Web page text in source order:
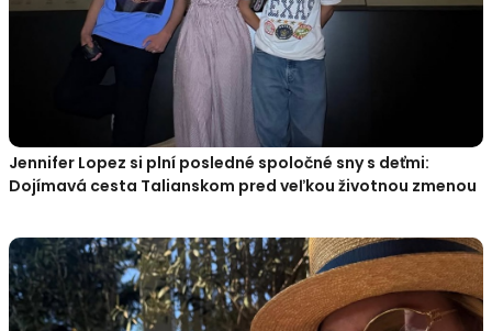
Jennifer Lopez si plní posledné spoločné sny s deťmi:
Dojímavá cesta Talianskom pred veľkou životnou zmenou